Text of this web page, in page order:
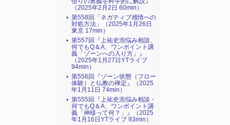
（2025年2月2日 60min）
第558回「ネガティブ感情への
対処方法」（2025年1月26日
東京 17min）
第557回『上祐史浩悩み相談、
何でもQ＆A、ワンポイント講
義「ゾーンへの入り方」』
（2025年1月27日YTライブ
94min）
第556回『ゾーン状態（フロー
体験）と仏教の禅定』（2025
年1月11日 74min）
第555回『上祐史浩悩み相談・
何でもQ＆A、ワンポイント講
義「神様って何？」』（2025
年1月16日YTライブ 93min）